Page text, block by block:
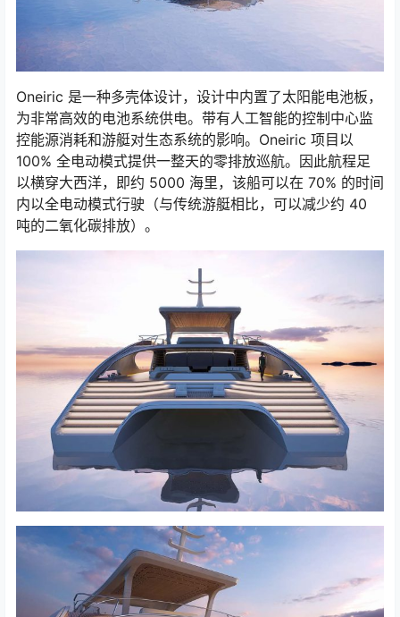
Oneiric 是一种多壳体设计，设计中内置了太阳能电池板，
为非常高效的电池系统供电。带有人工智能的控制中心监
控能源消耗和游艇对生态系统的影响。Oneiric 项目以
100% 全电动模式提供一整天的零排放巡航。因此航程足
以横穿大西洋，即约 5000 海里，该船可以在 70% 的时间
内以全电动模式行驶（与传统游艇相比，可以减少约 40
吨的二氧化碳排放）。